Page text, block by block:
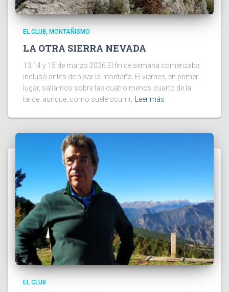
EL CLUB MONTAÑISMO
LA OTRA SIERRA NEVADA
13,14 y 15 de marzo 2026 El fin de semana comenzaba
incluso antes de pisar la montaña. El viernes, en primer
lugar, salíamos sobre las cuatro menos cuarto de la
tarde, aunque, como suele ocurrir,
Leer más
EL CLUB